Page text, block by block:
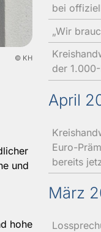
© KH
und
hohe
bei
„Wir
der
April
Euro-
bereits
März